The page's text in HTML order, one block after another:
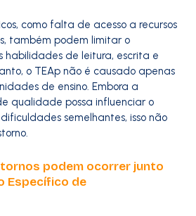
como falta de acesso a recursos
também podem limitar o
habilidades de leitura, escrita e
o TEAp não é causado apenas
de ensino. Embora a
qualidade possa influenciar o
semelhantes, isso não
podem ocorrer junto
Específico de